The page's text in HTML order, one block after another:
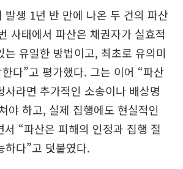
발생 1년 반 만에 나온 두 건의 파산
사태에서 파산은 채권자가 실효적
는 유일한 방법이고, 최초로 유의미
다”고 평가했다. 그는 이어 “파산
사라면 추가적인 소송이나 배상명
야 하고, 실제 집행에도 현실적인
서 “파산은 피해의 인정과 집행 절
하다”고 덧붙였다.